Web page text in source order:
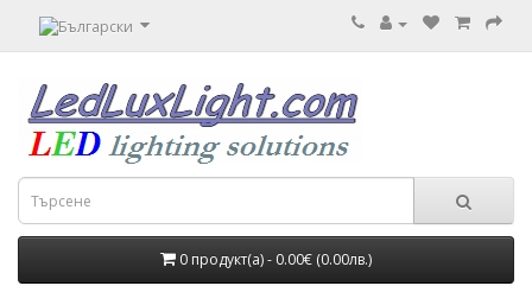
0 продукт(а) - 0.00€ (0.00лв.)